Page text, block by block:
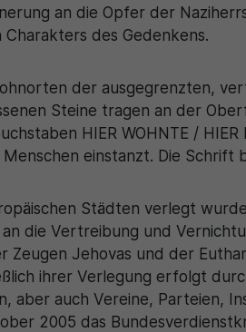
an die Opfer der
des Gedenkens.
der ausgegrenzten,
Steine tragen an der
HIER WOHNTE /
einstanzt. Die
Städten verlegt
die Vertreibung und
Jehovas und der
ihrer Verlegung erfolgt
aber auch Vereine, Parteien,
2005 das